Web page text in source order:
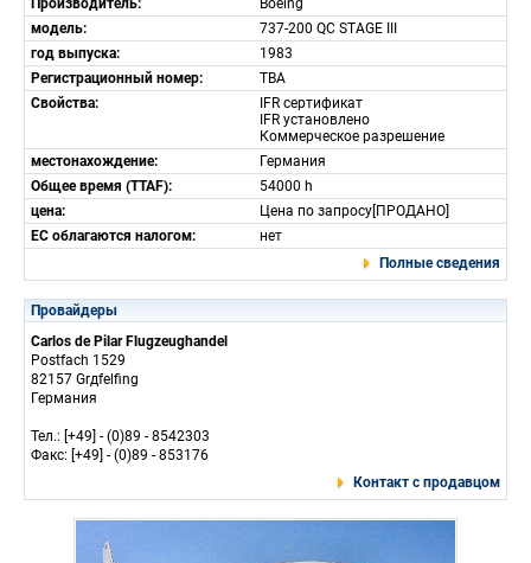
Производитель:
Boeing
модель:
737-200 QC STAGE III
год выпуска:
1983
Регистрационный номер:
TBA
Свойства:
IFR сертификат
IFR установлено
Коммерческое разрешение
местонахождение:
Германия
Общее время (TTAF):
54000 h
цена:
Цена по запросу[ПРОДАНО]
ЕС облагаются налогом:
нет
Полные сведения
Провайдеры
Carlos de Pilar Flugzeughandel
Postfach 1529
82157 Grдfelfing
Германия
Тел.: [+49] - (0)89 - 8542303
Факс: [+49] - (0)89 - 853176
Контакт с продавцом